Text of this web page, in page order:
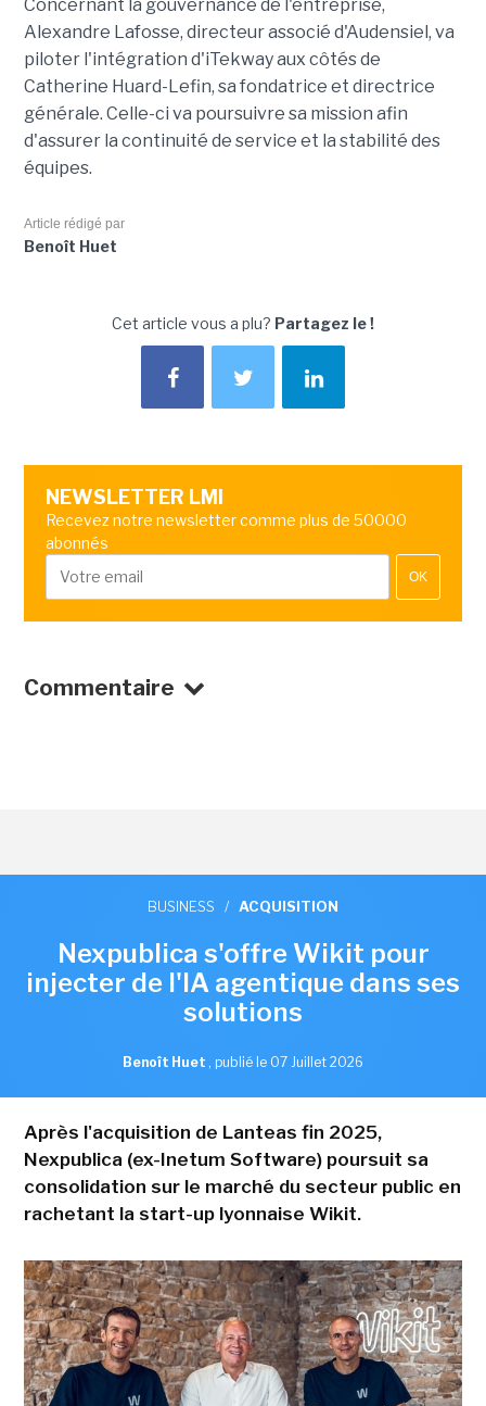
Concernant la gouvernance de l'entreprise,
Alexandre Lafosse, directeur associé d'Audensiel, va
piloter l'intégration d'iTekway aux côtés de
Catherine Huard-Lefin, sa fondatrice et directrice
générale. Celle-ci va poursuivre sa mission afin
d'assurer la continuité de service et la stabilité des
équipes.
Article rédigé par
Benoît Huet
Cet article vous a plu? Partagez le !
NEWSLETTER LMI
Recevez notre newsletter comme plus de 50000
abonnés
OK
Commentaire
BUSINESS / ACQUISITION
Nexpublica s'offre Wikit pour
injecter de l'IA agentique dans ses
solutions
Benoît Huet , publié le 07 Juillet 2026
Après l'acquisition de Lanteas fin 2025,
Nexpublica (ex-Inetum Software) poursuit sa
consolidation sur le marché du secteur public en
rachetant la start-up lyonnaise Wikit.